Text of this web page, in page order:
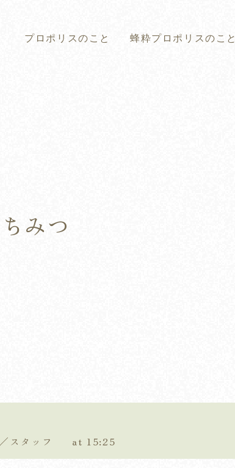
プロポリスのこと 蜂粋プロポリスのこと
みつ
スタッフ at 15:25